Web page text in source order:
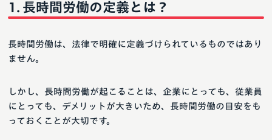
長時間労働の定義とは？
長時間労働は、法律で明確に定義づけられているものではあり
ません。
しかし、長時間労働が起こることは、企業にとっても、従業員
にとっても、デメリットが大きいため、長時間労働の目安をも
っておくことが大切です。